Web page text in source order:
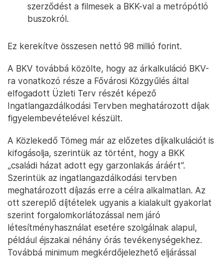
szerződést a filmesek a BKK-val a metrópótló
buszokról.
Ez kerekítve összesen nettó 98 millió forint.
A BKV továbbá közölte, hogy az árkalkuláció BKV-
ra vonatkozó része a Fővárosi Közgyűlés által
elfogadott Üzleti Terv részét képező
Ingatlangazdálkodási Tervben meghatározott díjak
figyelembevételével készült.
A Közlekedő Tömeg már az előzetes díjkalkulációt is
kifogásolja, szerintük az történt, hogy a BKK
„családi házat adott egy garzonlakás áráért”.
Szerintük az ingatlangazdálkodási tervben
meghatározott díjazás erre a célra alkalmatlan. Az
ott szereplő díjtételek ugyanis a kialakult gyakorlat
szerint forgalomkorlátozással nem járó
létesítményhasználat esetére szolgálnak alapul,
például éjszakai néhány órás tevékenységekhez.
Továbbá minimum megkérdőjelezhető eljárással